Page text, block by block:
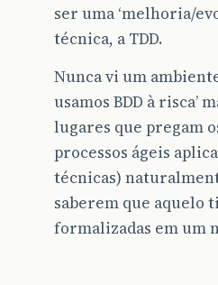
ser uma ‘melhoria/
técnica, a TDD.
Nunca vi um
usamos BDD à risca’
lugares que pregam
processos ágeis
técnicas)
saberem que aquelo
formalizadas em um